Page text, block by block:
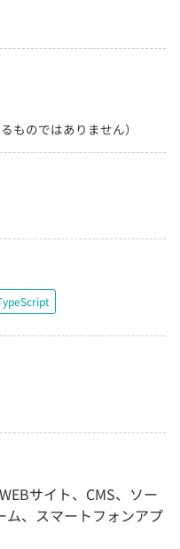
ものではありません）
サイト、CMS、ソー
ム、スマートフォンアプ